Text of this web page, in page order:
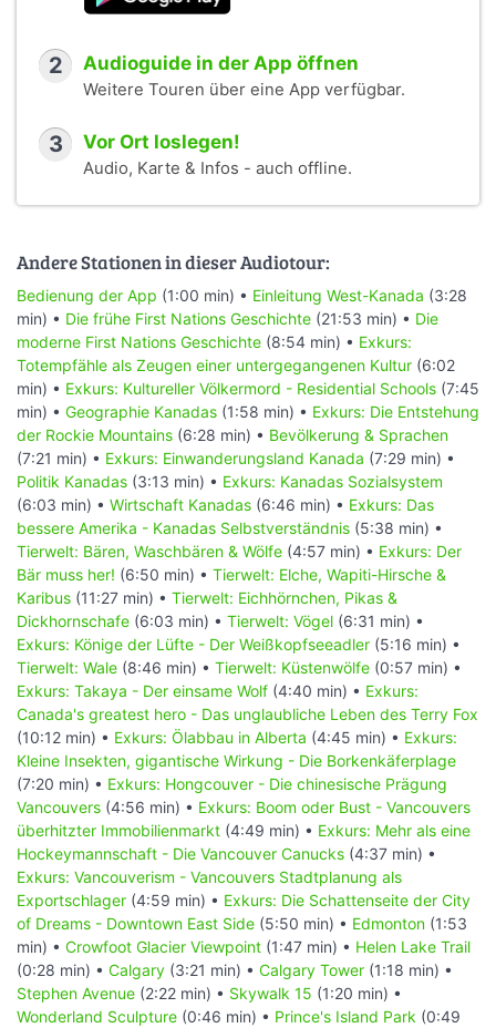
2 Audioguide in der App öffnen
Weitere Touren über eine App verfügbar.
3 Vor Ort loslegen!
Audio, Karte & Infos - auch offline.
Andere Stationen in dieser Audiotour:
Bedienung der App (1:00 min) • Einleitung West-Kanada (3:28
min) • Die frühe First Nations Geschichte (21:53 min) • Die
moderne First Nations Geschichte (8:54 min) • Exkurs:
Totempfähle als Zeugen einer untergegangenen Kultur (6:02
min) • Exkurs: Kultureller Völkermord - Residential Schools (7:45
min) • Geographie Kanadas (1:58 min) • Exkurs: Die Entstehung
der Rockie Mountains (6:28 min) • Bevölkerung & Sprachen
(7:21 min) • Exkurs: Einwanderungsland Kanada (7:29 min) •
Politik Kanadas (3:13 min) • Exkurs: Kanadas Sozialsystem
(6:03 min) • Wirtschaft Kanadas (6:46 min) • Exkurs: Das
bessere Amerika - Kanadas Selbstverständnis (5:38 min) •
Tierwelt: Bären, Waschbären & Wölfe (4:57 min) • Exkurs: Der
Bär muss her! (6:50 min) • Tierwelt: Elche, Wapiti-Hirsche &
Karibus (11:27 min) • Tierwelt: Eichhörnchen, Pikas &
Dickhornschafe (6:03 min) • Tierwelt: Vögel (6:31 min) •
Exkurs: Könige der Lüfte - Der Weißkopfseeadler (5:16 min) •
Tierwelt: Wale (8:46 min) • Tierwelt: Küstenwölfe (0:57 min) •
Exkurs: Takaya - Der einsame Wolf (4:40 min) • Exkurs:
Canada's greatest hero - Das unglaubliche Leben des Terry Fox
(10:12 min) • Exkurs: Ölabbau in Alberta (4:45 min) • Exkurs:
Kleine Insekten, gigantische Wirkung - Die Borkenkäferplage
(7:20 min) • Exkurs: Hongcouver - Die chinesische Prägung
Vancouvers (4:56 min) • Exkurs: Boom oder Bust - Vancouvers
überhitzter Immobilienmarkt (4:49 min) • Exkurs: Mehr als eine
Hockeymannschaft - Die Vancouver Canucks (4:37 min) •
Exkurs: Vancouverism - Vancouvers Stadtplanung als
Exportschlager (4:59 min) • Exkurs: Die Schattenseite der City
of Dreams - Downtown East Side (5:50 min) • Edmonton (1:53
min) • Crowfoot Glacier Viewpoint (1:47 min) • Helen Lake Trail
(0:28 min) • Calgary (3:21 min) • Calgary Tower (1:18 min) •
Stephen Avenue (2:22 min) • Skywalk 15 (1:20 min) •
Wonderland Sculpture (0:46 min) • Prince's Island Park (0:49